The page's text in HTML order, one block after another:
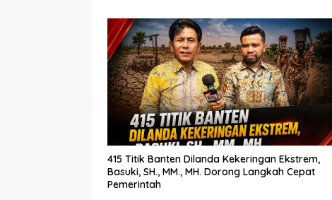
415 Titik Banten Dilanda Kekeringan Ekstrem,
Basuki, SH., MM., MH. Dorong Langkah Cepat
Pemerintah